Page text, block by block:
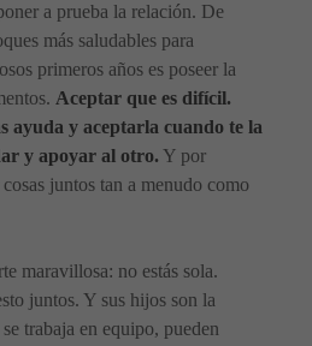
a prueba la relación. De
más saludables para
primeros años es poseer la
Aceptar que es difícil.
ayuda y aceptarla cuando te la
y apoyar al otro. Y por
juntos tan a menudo como
maravillosa: no estás sola.
juntos. Y sus hijos son la
trabaja en equipo, pueden